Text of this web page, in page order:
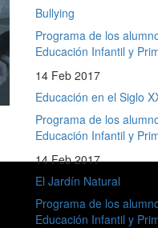
Bullying
Programa de los
Educación Infantil y
14 Feb 2017
Educación en el Siglo
Programa de los
Educación Infantil y
14 Feb 2017
El Jardín Natural
Programa de los
Educación Infantil y